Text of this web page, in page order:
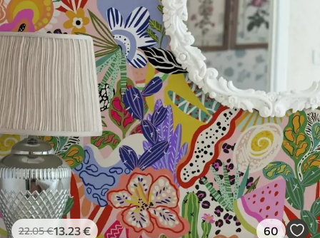
22.05€13.23€ 60